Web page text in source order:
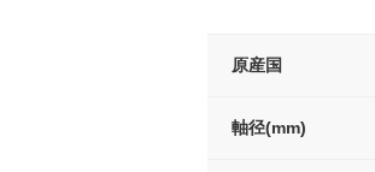
原産国
軸径(mm)